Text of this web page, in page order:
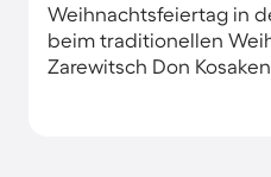
Weihnachtsfeiertag in
beim traditionellen
Zarewitsch Don